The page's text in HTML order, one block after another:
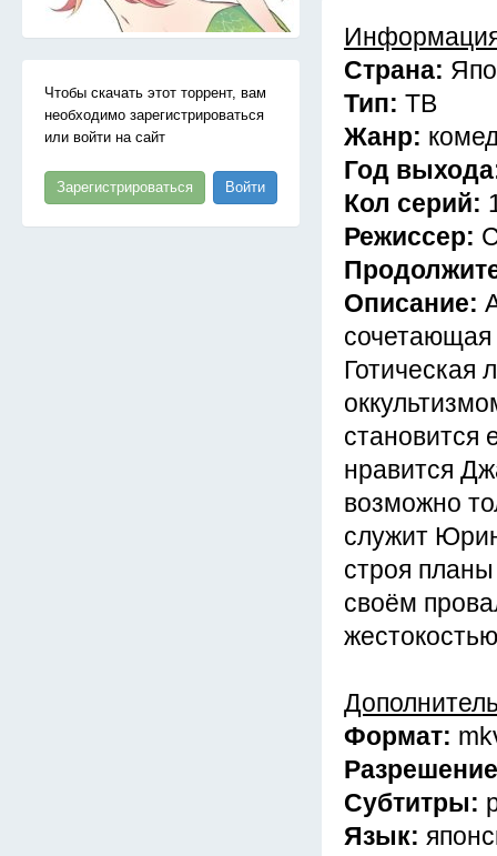
Чтобы скачать этот торрент, вам
необходимо зарегистрироваться
или войти на сайт
Зарегистрироваться Войти
Страна:
Тип: ТВ
Жанр:
Год
Кол серий:
Режиссер:
Описание:
сочетающая
Готическая
становится
нравится
возможно
служит
строя
своём
Формат:
Субтитры:
Язык: